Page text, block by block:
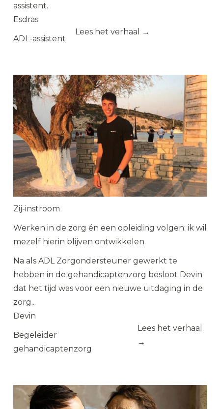
assistent.
Esdras
ADL-assistent
Lees het verhaal →
Zij-instroom
Werken in de zorg én een opleiding volgen: ik wil
mezelf hierin blijven ontwikkelen.
Na als ADL Zorgondersteuner gewerkt te
hebben in de gehandicaptenzorg besloot Devin
dat het tijd was voor een nieuwe uitdaging in de
zorg...
Devin
Begeleider
gehandicaptenzorg
Lees het verhaal
→